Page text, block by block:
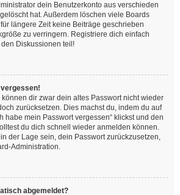
dein Benutzerkonto aus verschieden
hat. Außerdem löschen viele Boards
längere Zeit keine Beiträge geschrieben
zu verringern. Registriere dich einfach
Diskussionen teil!
können dir zwar dein altes Passwort nicht wieder
zurücksetzen. Dies machst du, indem du auf
habe mein Passwort vergessen“ klickst und den
du dich schnell wieder anmelden können.
der Lage sein, dein Passwort zurückzusetzen,
Administration.
abgemeldet?